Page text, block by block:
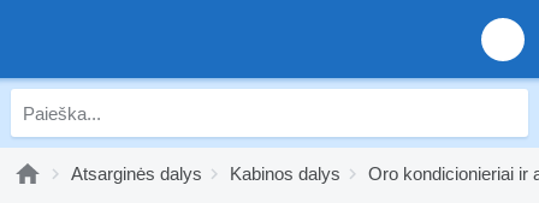
Atsarginės dalys Kabinos dalys Oro kondicionieriai ir